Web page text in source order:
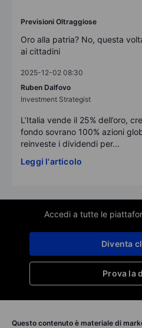
Previsioni Oltraggiose
Oro alla patria? No, questa
ai cittadini
2025-12-02 08:30
Ruben Dalfovo
Investment Strategist
L’Italia vende il 25% dell’oro,
fondo sovrano 100% azioni
reinveste i dividendi per...
Leggi l'articolo
Accedi a tutte le
Prova la
Diventa
Questo contenuto è materiale di